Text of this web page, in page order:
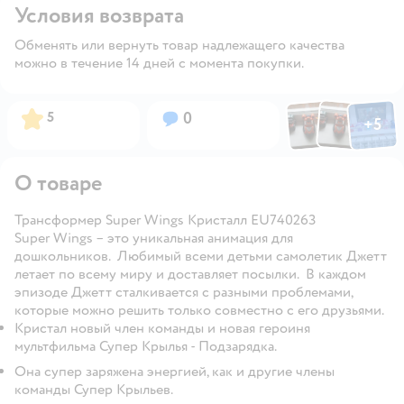
Условия возврата
Обменять или вернуть товар надлежащего качества
можно в течение 14 дней с момента покупки.
Рейтинг:
5 Вопросов:
0 ФотоФотоФото
+5
Открыть
О товаре
Трансформер Super Wings Кристалл EU740263
Super Wings – это уникальная анимация для
дошкольников. Любимый всеми детьми самолетик Джетт
летает по всему миру и доставляет посылки. В каждом
эпизоде Джетт сталкивается с разными проблемами,
которые можно решить только совместно с его друзьями.
Кристал новый член команды и новая героиня
мультфильма Супер Крылья - Подзарядка.
Она супер заряжена энергией, как и другие члены
команды Супер Крыльев.